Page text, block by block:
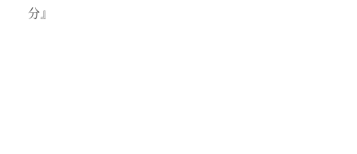
分』